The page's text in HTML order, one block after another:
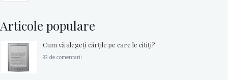
Articole populare
Cum vă alegeţi cărţile pe care le citiţi?
33 de comentarii